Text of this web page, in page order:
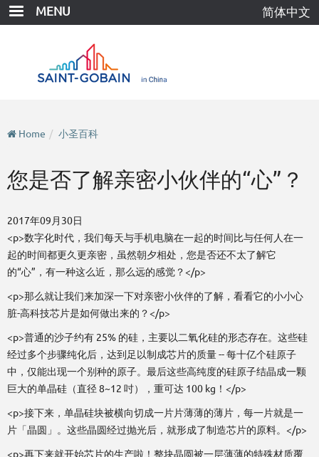
Skip
MENU 简体中文
Home 小圣百科
您是否了解亲密小伙伴的“心”？
2017年09月30日
<p>数字化时代，我们每天与手机电脑在一起的时间比与任何人在一
起的时间都更久更亲密，虽然朝夕相处，您是否还不太了解它
的“心”，有一种这么近，那么远的感觉？</p>
<p>那么就让我们来加深一下对亲密小伙伴的了解，看看它的小小心
脏-高科技芯片是如何做出来的？</p>
<p>普通的沙子约有 25% 的硅，主要以二氧化硅的形态存在。这些硅
经过多个步骤纯化后，达到足以制成芯片的质量 -- 每十亿个硅原子
中，仅能出现一个别种的原子。最后这些高纯度的硅原子结晶成一颗
巨大的单晶硅（直径 8~12 吋），重可达 100 kg！</p>
<p>接下来，单晶硅块被横向切成一片片薄薄的薄片，每一片就是一
片「晶圆」。这些晶圆经过抛光后，就形成了制造芯片的原料。</p>
<p>再下来就开始芯片的生产啦！整块晶圆被一层薄薄的特殊材质覆